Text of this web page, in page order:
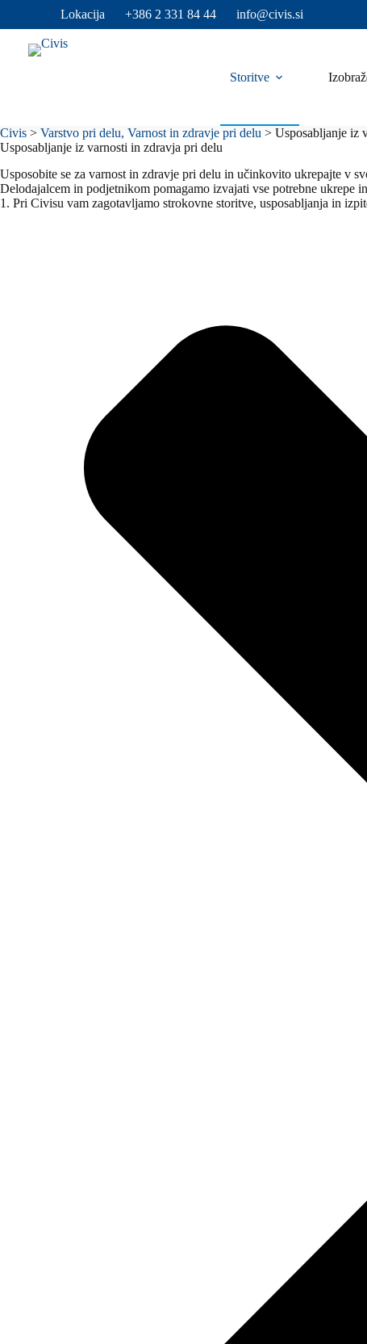
Lokacija +386 2 331 84 44 info@civis.si
Storitve
Civis > Varstvo pri delu, Varnost in zdravje pri delu > Usposabljanje iz
Usposabljanje iz varnosti in zdravja pri delu
Usposobite se za varnost in zdravje pri delu in učinkovito ukrepajte v
Delodajalcem in podjetnikom pomagamo izvajati vse potrebne
1. Pri Civisu vam zagotavljamo strokovne storitve, usposabljanja in